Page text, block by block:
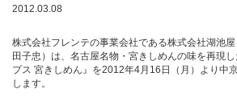
2012.03.08
株式会社フレンテの事業会社である株式会社湖池屋
田子忠）は、名古屋名物・宮きしめんの味を再現
プス 宮きしめん』を2012年4月16日（月）より中
します。